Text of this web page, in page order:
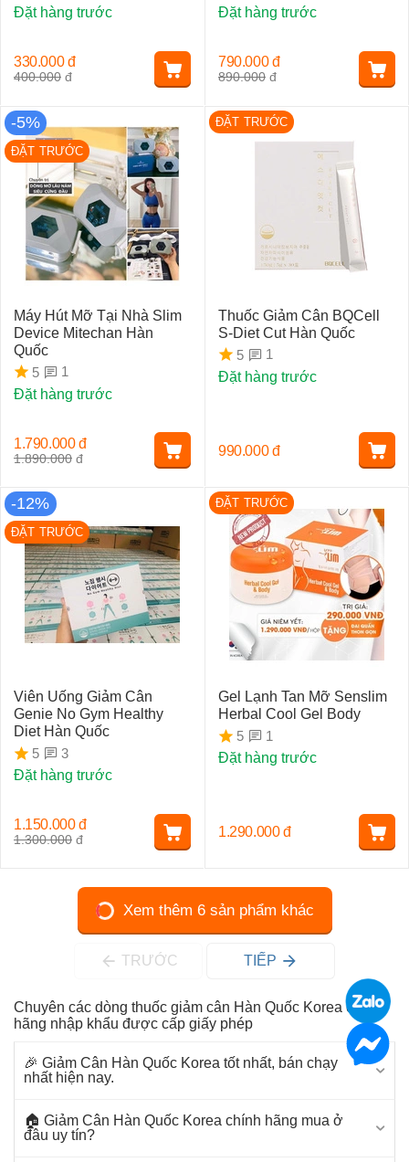
Chuyên các dòng thuốc giảm cân Hàn Quốc Korea chính
hãng nhập khẩu được cấp giấy phép
🎉 Giảm Cân Hàn Quốc Korea tốt nhất, bán chạy
nhất hiện nay.
🏠 Giảm Cân Hàn Quốc Korea chính hãng mua ở
đâu uy tín?
Đặt hàng trước
400.000 đ
330.000 đ
Đặt hàng trước
890.000 đ
790.000 đ
-5%
ĐẶT TRƯỚC
Máy Hút Mỡ Tại Nhà Slim
Device Mitechan Hàn
Quốc
5
1
Đặt hàng trước
1.890.000 đ
1.790.000 đ
ĐẶT TRƯỚC
Thuốc Giảm Cân BQCell
S-Diet Cut Hàn Quốc
5
1
Đặt hàng trước
990.000 đ
-12%
ĐẶT TRƯỚC
Viên Uống Giảm Cân
Genie No Gym Healthy
Diet Hàn Quốc
5
3
Đặt hàng trước
1.300.000 đ
1.150.000 đ
ĐẶT TRƯỚC
Gel Lạnh Tan Mỡ Senslim
Herbal Cool Gel Body
5
1
Đặt hàng trước
1.290.000 đ
Xem thêm 6 sản phẩm khác
TRƯỚC TIẾP